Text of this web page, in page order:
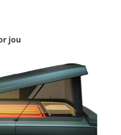
jou